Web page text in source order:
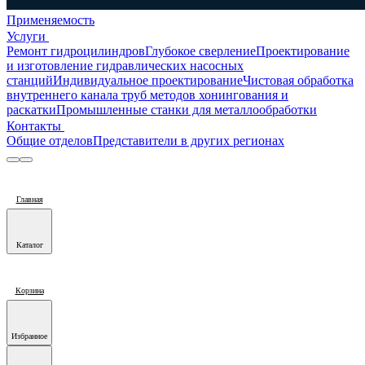
Применяемость
Услуги
Ремонт гидроцилиндровГлубокое сверлениеПроектирование
и изготовление гидравлических насосных
станцийИндивидуальное проектированиеЧистовая обработка
внутреннего канала труб методов хонингования и
раскаткиПромышленные станки для металлообработки
Контакты
Общие отделовПредставители в других регионах
Главная
Каталог
Корзина
Избранное